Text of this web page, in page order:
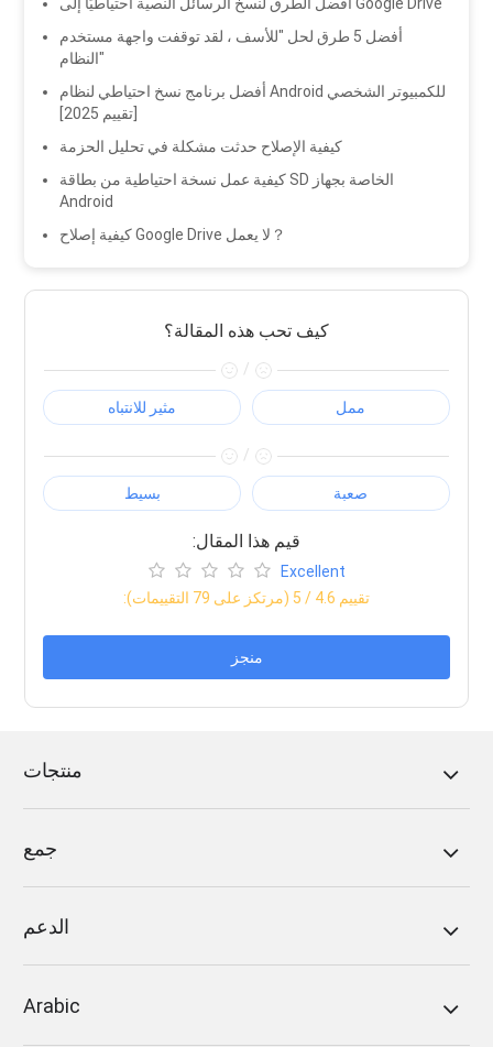
أفضل الطرق لنسخ الرسائل النصية احتياطيًا إلى Google Drive
أفضل 5 طرق لحل "للأسف ، لقد توقفت واجهة مستخدم
النظام"
أفضل برنامج نسخ احتياطي لنظام Android للكمبيوتر الشخصي
[تقييم 2025]
كيفية الإصلاح حدثت مشكلة في تحليل الحزمة
كيفية عمل نسخة احتياطية من بطاقة SD الخاصة بجهاز
Android
كيفية إصلاح Google Drive لا يعمل？
كيف تحب هذه المقالة؟
/
مثير للانتباه ممل
/
بسيط صعبة
:قيم هذا المقال
Excellent
:تقييم 4.6 / 5 (مرتكز على 79 التقييمات)
منجز
منتجات
جمع
الدعم
Arabic